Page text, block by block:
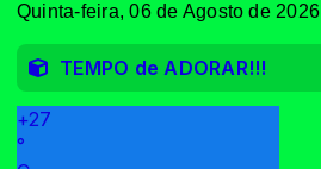
Quinta-feira, 06 de Agosto de 2026
TEMPO de ADORAR!!!
+27
°